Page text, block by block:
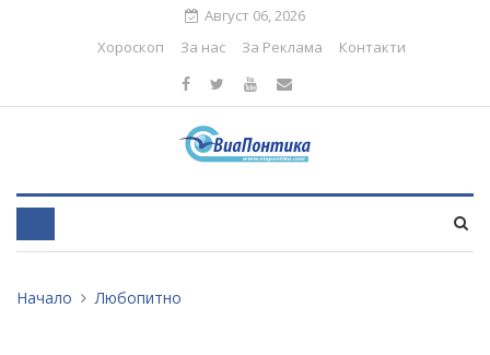
Август 06, 2026
Хороскоп
За нас За Реклама Контакти
Начало Любопитно